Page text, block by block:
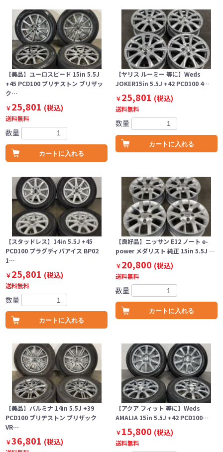
【美品】ユーロスピード 15in 5.5J
+45 PCD100 ブリヂストン ブリザッ
ク…
￥25,801 (税込)
送料無料
数量
カートに入れる
【ヤリス ルーミー 等に】Weds
JOKER15in 5.5J +42 PCD100 4…
￥25,801 (税込)
送料無料
数量
カートに入れる
【スタッドレス】14in 5.5J +45
PCD100 プラグディバアイス BP02
1…
￥25,801 (税込)
送料無料
数量
カートに入れる
【良好品】ニッサン E12 ノート e-
power メダリスト 純正 15in 5.5J …
￥20,800 (税込)
送料無料
数量
カートに入れる
【美品】バルミナ 14in 5.5J +39
PCD100 ブリヂストン ブリザック
VR…
￥36,801 (税込)
【アクア フィット 等に】Weds
AMALIA 15in 5.5J +42 PCD100…
￥15,800 (税込)
送料無料